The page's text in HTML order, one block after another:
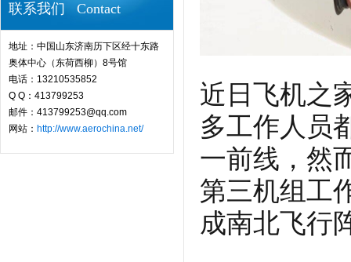
联系我们 Contact
地址：中国山东济南历下区经十东路
奥体中心（东荷西柳）8号馆
电话：13210535852
Q Q：413799253
邮件：413799253@qq.com
网站： http://www.aerochina.net/
近日飞机之
多工作人员
一前线，然
第三机组工
成南北飞行